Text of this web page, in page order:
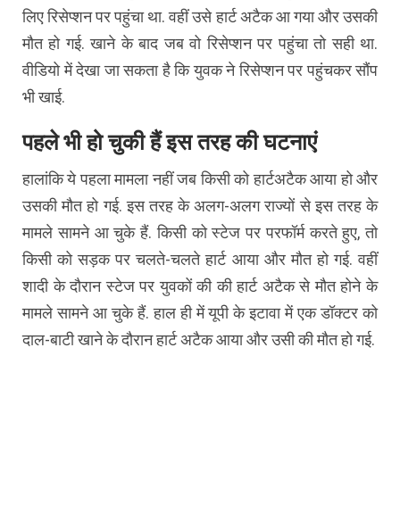
लिए रिसेप्शन पर पहुंचा था. वहीं उसे हार्ट अटैक आ गया और उसकी
मौत हो गई. खाने के बाद जब वो रिसेप्शन पर पहुंचा तो सही था.
वीडियो में देखा जा सकता है कि युवक ने रिसेप्शन पर पहुंचकर सौंप
भी खाई.
पहले भी हो चुकी हैं इस तरह की घटनाएं
हालांकि ये पहला मामला नहीं जब किसी को हार्टअटैक आया हो और
उसकी मौत हो गई. इस तरह के अलग-अलग राज्यों से इस तरह के
मामले सामने आ चुके हैं. किसी को स्टेज पर परफॉर्म करते हुए, तो
किसी को सड़क पर चलते-चलते हार्ट आया और मौत हो गई. वहीं
शादी के दौरान स्टेज पर युवकों की की हार्ट अटैक से मौत होने के
मामले सामने आ चुके हैं. हाल ही में यूपी के इटावा में एक डॉक्टर को
दाल-बाटी खाने के दौरान हार्ट अटैक आया और उसी की मौत हो गई.